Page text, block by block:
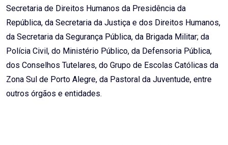
Secretaria de Direitos Humanos da Presidência da
República, da Secretaria da Justiça e dos Direitos Humanos,
da Secretaria da Segurança Pública, da Brigada Militar; da
Polícia Civil, do Ministério Público, da Defensoria Pública,
dos Conselhos Tutelares, do Grupo de Escolas Católicas da
Zona Sul de Porto Alegre, da Pastoral da Juventude, entre
outros órgãos e entidades.